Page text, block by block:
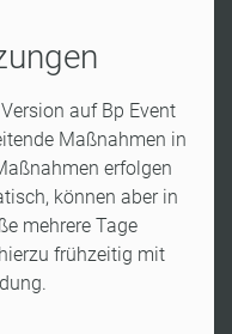
auf Bp Event
Maßnahmen in
erfolgen
können aber in
mehrere Tage
frühzeitig mit